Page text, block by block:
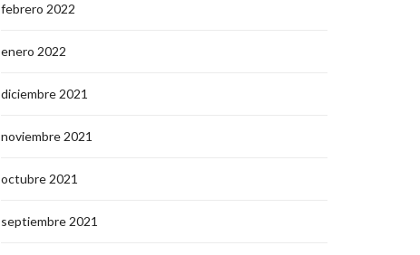
febrero 2022
enero 2022
diciembre 2021
noviembre 2021
octubre 2021
septiembre 2021